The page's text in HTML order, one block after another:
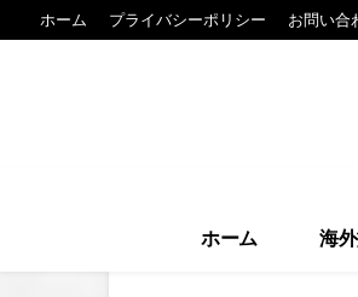
ホーム プライバシーポリシー お問い合
ホーム 海